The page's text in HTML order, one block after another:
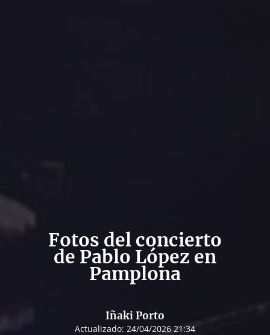
Fotos del concierto
de Pablo López en
Pamplona
Iñaki Porto
Actualizado: 24/04/2026 21:34